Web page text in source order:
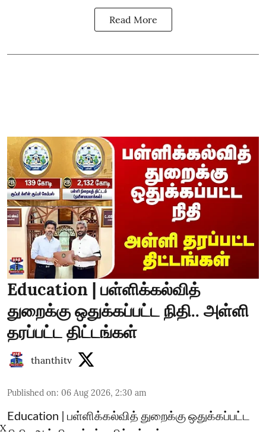
Read More
Education | பள்ளிக்கல்வித்
துறைக்கு ஒதுக்கப்பட்ட நிதி.. அள்ளி
தரப்பட்ட திட்டங்கள்
thanthitv
Published on: 06 Aug 2026, 2:30 am
Education | பள்ளிக்கல்வித் துறைக்கு ஒதுக்கப்பட்ட
X